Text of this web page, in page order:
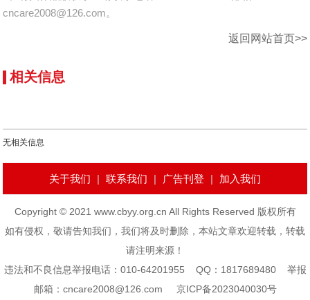
cncare2008@126.com。
返回网站首页>>
相关信息
无相关信息
关于我们 | 联系我们 | 广告刊登 | 加入我们
Copyright © 2021 www.cbyy.org.cn All Rights Reserved 版权所有
如有侵权，敬请告知我们，我们将及时删除，本站文章欢迎转载，转载
请注明来源！
违法和不良信息举报电话：010-64201955 QQ：1817689480 举报
邮箱：cncare2008@126.com 京ICP备2023040030号